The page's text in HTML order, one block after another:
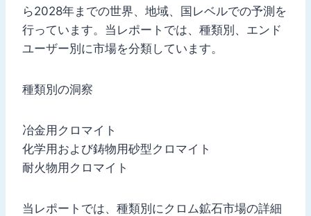
ら2028年までの世界、地域、国レベルでの予測を
行っています。当レポートでは、種類別、エンド
ユーザー別に市場を分類しています。
種類別の洞察
冶金用クロマイト
化学用および鋳物用砂型クロマイト
耐火物用クロマイト
当レポートでは、種類別にクロム鉱石市場の詳細